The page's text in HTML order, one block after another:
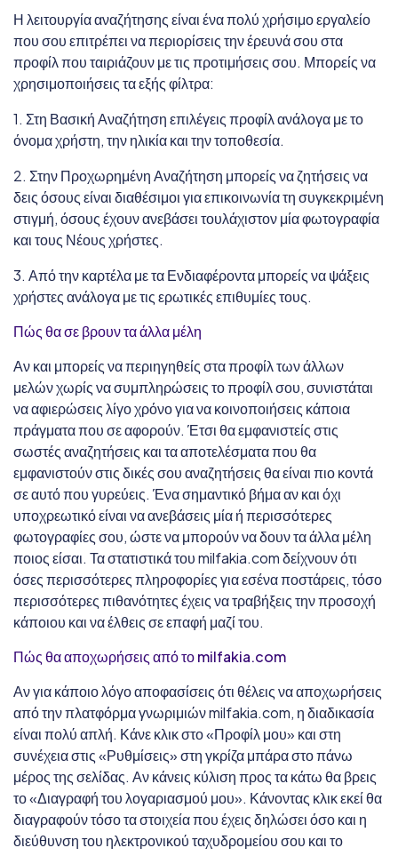
Η λειτουργία αναζήτησης είναι ένα πολύ χρήσιμο εργαλείο
που σου επιτρέπει να περιορίσεις την έρευνά σου στα
προφίλ που ταιριάζουν με τις προτιμήσεις σου. Μπορείς να
χρησιμοποιήσεις τα εξής φίλτρα:
1. Στη Βασική Αναζήτηση επιλέγεις προφίλ ανάλογα με το
όνομα χρήστη, την ηλικία και την τοποθεσία.
2. Στην Προχωρημένη Αναζήτηση μπορείς να ζητήσεις να
δεις όσους είναι διαθέσιμοι για επικοινωνία τη συγκεκριμένη
στιγμή, όσους έχουν ανεβάσει τουλάχιστον μία φωτογραφία
και τους Νέους χρήστες.
3. Από την καρτέλα με τα Ενδιαφέροντα μπορείς να ψάξεις
χρήστες ανάλογα με τις ερωτικές επιθυμίες τους.
Πώς θα σε βρουν τα άλλα μέλη
Αν και μπορείς να περιηγηθείς στα προφίλ των άλλων
μελών χωρίς να συμπληρώσεις το προφίλ σου, συνιστάται
να αφιερώσεις λίγο χρόνο για να κοινοποιήσεις κάποια
πράγματα που σε αφορούν. Έτσι θα εμφανιστείς στις
σωστές αναζητήσεις και τα αποτελέσματα που θα
εμφανιστούν στις δικές σου αναζητήσεις θα είναι πιο κοντά
σε αυτό που γυρεύεις. Ένα σημαντικό βήμα αν και όχι
υποχρεωτικό είναι να ανεβάσεις μία ή περισσότερες
φωτογραφίες σου, ώστε να μπορούν να δουν τα άλλα μέλη
ποιος είσαι. Τα στατιστικά του milfakia.com δείχνουν ότι
όσες περισσότερες πληροφορίες για εσένα ποστάρεις, τόσο
περισσότερες πιθανότητες έχεις να τραβήξεις την προσοχή
κάποιου και να έλθεις σε επαφή μαζί του.
Πώς θα αποχωρήσεις από το milfakia.com
Αν για κάποιο λόγο αποφασίσεις ότι θέλεις να αποχωρήσεις
από την πλατφόρμα γνωριμιών milfakia.com, η διαδικασία
είναι πολύ απλή. Κάνε κλικ στο «Προφίλ μου» και στη
συνέχεια στις «Ρυθμίσεις» στη γκρίζα μπάρα στο πάνω
μέρος της σελίδας. Αν κάνεις κύλιση προς τα κάτω θα βρεις
το «Διαγραφή του λογαριασμού μου». Κάνοντας κλικ εκεί θα
διαγραφούν τόσο τα στοιχεία που έχεις δηλώσει όσο και η
διεύθυνση του ηλεκτρονικού ταχυδρομείου σου και το